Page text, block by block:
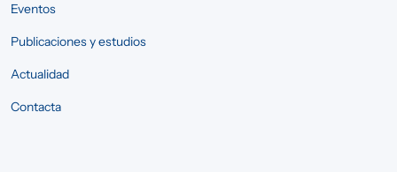
Eventos
Publicaciones y estudios
Actualidad
Contacta